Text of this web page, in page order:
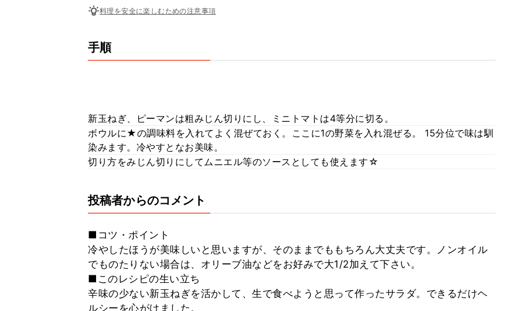
料理を安全に楽しむための注意事項
手順
新玉ねぎ、ピーマンは粗みじん切りにし、ミニトマトは4等分に切る。
ボウルに★の調味料を入れてよく混ぜておく。ここに1の野菜を入れ混ぜる。 15分位で味は馴
染みます。冷やすとなお美味。
切り方をみじん切りにしてムニエル等のソースとしても使えます☆
投稿者からのコメント
■コツ・ポイント
冷やしたほうが美味しいと思いますが、そのままでももちろん大丈夫です。ノンオイル
でものたりない場合は、オリーブ油などをお好みで大1/2加えて下さい。
■このレシピの生い立ち
辛味の少ない新玉ねぎを活かして、生で食べようと思って作ったサラダ。できるだけヘ
ルシーを心がけました。